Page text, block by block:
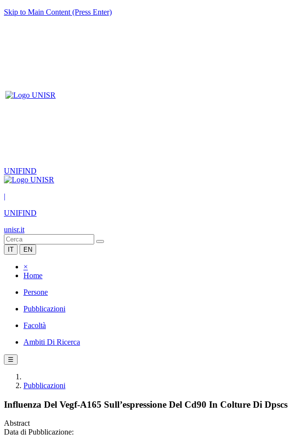
Skip to Main Content (Press Enter)
UNIFIND
|
UNIFIND
unisr.it
IT EN
×
Home
Persone
Pubblicazioni
Facoltà
Ambiti Di Ricerca
☰
Pubblicazioni
Influenza Del Vegf-A165 Sull’espressione Del Cd90 In Colture Di Dpscs
Abstract
Data di Pubblicazione: